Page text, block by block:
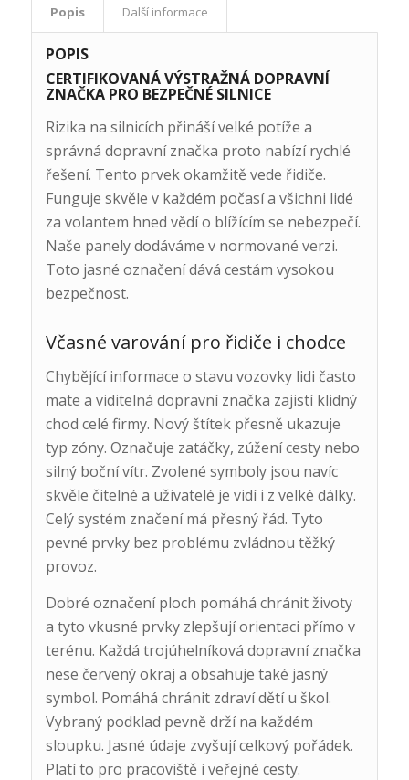
Popis Další informace
POPIS
CERTIFIKOVANÁ VÝSTRAŽNÁ DOPRAVNÍ
ZNAČKA PRO BEZPEČNÉ SILNICE
Rizika na silnicích přináší velké potíže a
správná dopravní značka proto nabízí rychlé
řešení. Tento prvek okamžitě vede řidiče.
Funguje skvěle v každém počasí a všichni lidé
za volantem hned vědí o blížícím se nebezpečí.
Naše panely dodáváme v normované verzi.
Toto jasné označení dává cestám vysokou
bezpečnost.
Včasné varování pro řidiče i chodce
Chybějící informace o stavu vozovky lidi často
mate a viditelná dopravní značka zajistí klidný
chod celé firmy. Nový štítek přesně ukazuje
typ zóny. Označuje zatáčky, zúžení cesty nebo
silný boční vítr. Zvolené symboly jsou navíc
skvěle čitelné a uživatelé je vidí i z velké dálky.
Celý systém značení má přesný řád. Tyto
pevné prvky bez problému zvládnou těžký
provoz.
Dobré označení ploch pomáhá chránit životy
a tyto vkusné prvky zlepšují orientaci přímo v
terénu. Každá trojúhelníková dopravní značka
nese červený okraj a obsahuje také jasný
symbol. Pomáhá chránit zdraví dětí u škol.
Vybraný podklad pevně drží na každém
sloupku. Jasné údaje zvyšují celkový pořádek.
Platí to pro pracoviště i veřejné cesty.